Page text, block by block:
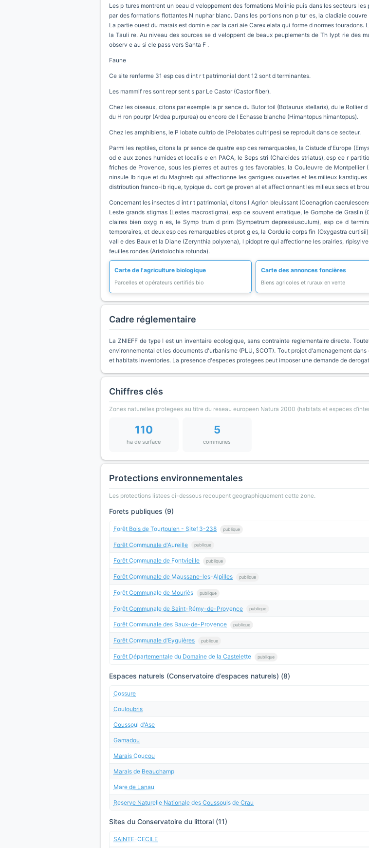
Les p tures montrent un beau d veloppement des formations Molinie puis dans les secteurs
par des formations flottantes N nuphar blanc. Dans les portions non p tur es, la cladiaie
La partie ouest du marais est domin e par la cari aie Carex elata qui forme d normes
la Tauli re. Au niveau des sources se d veloppent de beaux peuplements de Th lypt rie des
observ e au si cle pass vers Santa F .
Faune
Ce site renferme 31 esp ces d int r t patrimonial dont 12 sont d terminantes.
Les mammif res sont repr sent s par Le Castor (Castor fiber).
Chez les oiseaux, citons par exemple la pr sence du Butor toil (Botaurus stellaris), du le Rollier
du H ron pourpr (Ardea purpurea) ou encore de l Echasse blanche (Himantopus himantopus).
Chez les amphibiens, le P lobate cultrip de (Pelobates cultripes) se reproduit dans ce secteur.
Parmi les reptiles, citons la pr sence de quatre esp ces remarquables, la Cistude d'Europe
od e aux zones humides et localis e en PACA, le Seps stri (Chalcides striatus), esp ce r
friches de Provence, sous les pierres et autres g tes favorables, la Couleuvre de
ninsule Ib rique et du Maghreb qui affectionne les garrigues ouvertes et les milieux
distribution franco-ib rique, typique du cort ge proven al et affectionnant les milieux secs et
Concernant les insectes d int r t patrimonial, citons l Agrion bleuissant (Coenagrion
Leste grands stigmas (Lestes macrostigma), esp ce souvent erratique, le Gomphe de
claires bien oxyg n es, le Symp trum d prim (Sympetrum depressiusculum), esp ce d
temporaires, et deux esp ces remarquables et prot g es, la Cordulie corps fin (Oxygastra
vall e des Baux et la Diane (Zerynthia polyxena), l pidopt re qui affectionne les prairies,
feuilles rondes (Aristolochia rotunda).
Carte de l'agriculture biologique
Parcelles et opérateurs certifiés bio
Carte des annonces foncières
Biens agricoles et ruraux en vente
Cadre réglementaire
La ZNIEFF de type I est un inventaire ecologique, sans contrainte reglementaire directe.
environnemental et les documents d'urbanisme (PLU, SCOT). Tout projet d'amenagement
et habitats inventories. La presence d'especes protegees peut imposer une demande de
Chiffres clés
Zones naturelles protegees au titre du reseau europeen Natura 2000 (habitats et especes
110
ha de surface
5
communes
Protections environnementales
Les protections listees ci-dessous recoupent geographiquement cette zone.
Forets publiques (9)
Forêt Bois de Tourtoulen - Site13-238 publique
Forêt Communale d'Aureille publique
Forêt Communale de Fontvieille publique
Forêt Communale de Maussane-les-Alpilles publique
Forêt Communale de Mouriès publique
Forêt Communale de Saint-Rémy-de-Provence publique
Forêt Communale des Baux-de-Provence publique
Forêt Communale d'Eyguières publique
Forêt Départementale du Domaine de la Castelette publique
Espaces naturels (Conservatoire d’espaces naturels) (8)
Cossure
Couloubris
Coussoul d'Ase
Gamadou
Marais Coucou
Marais de Beauchamp
Mare de Lanau
Reserve Naturelle Nationale des Coussouls de Crau
Sites du Conservatoire du littoral (11)
SAINTE-CECILE